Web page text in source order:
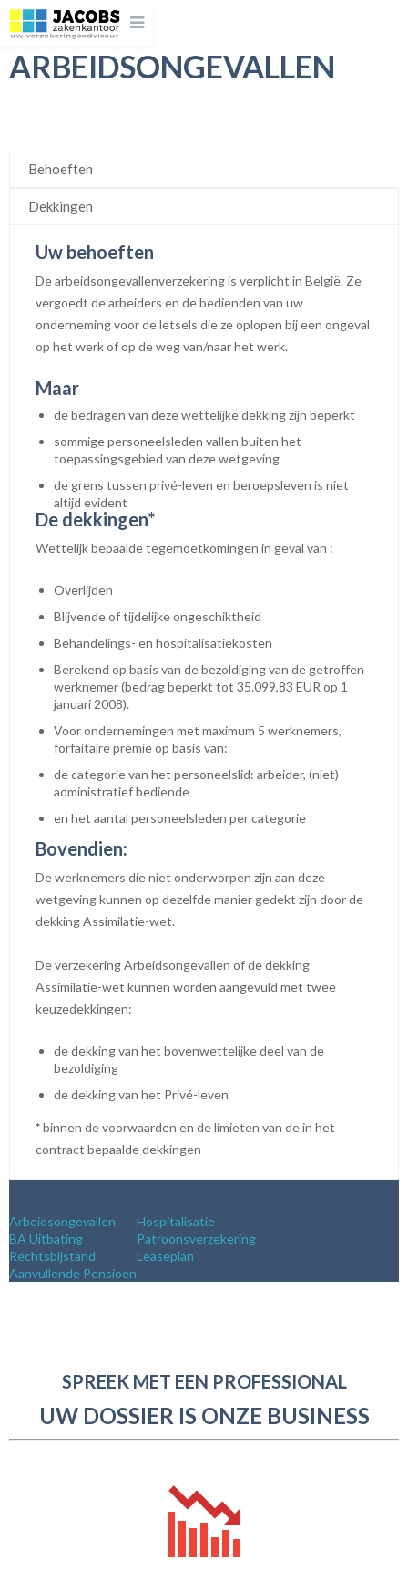
ARBEIDSONGEVALLEN
Behoeften
Dekkingen
Uw behoeften
De arbeidsongevallenverzekering is verplicht in België. Ze
vergoedt de arbeiders en de bedienden van uw
onderneming voor de letsels die ze oplopen bij een ongeval
op het werk of op de weg van/naar het werk.
Maar
de bedragen van deze wettelijke dekking zijn beperkt
sommige personeelsleden vallen buiten het
toepassingsgebied van deze wetgeving
de grens tussen privé-leven en beroepsleven is niet
altijd evident
De dekkingen*
Wettelijk bepaalde tegemoetkomingen in geval van :
Overlijden
Blijvende of tijdelijke ongeschiktheid
Behandelings- en hospitalisatiekosten
Berekend op basis van de bezoldiging van de getroffen
werknemer (bedrag beperkt tot 35.099,83 EUR op 1
januari 2008).
Voor ondernemingen met maximum 5 werknemers,
forfaitaire premie op basis van:
de categorie van het personeelslid: arbeider, (niet)
administratief bediende
en het aantal personeelsleden per categorie
Bovendien:
De werknemers die niet onderworpen zijn aan deze
wetgeving kunnen op dezelfde manier gedekt zijn door de
dekking Assimilatie-wet.
De verzekering Arbeidsongevallen of de dekking
Assimilatie-wet kunnen worden aangevuld met twee
keuzedekkingen:
de dekking van het bovenwettelijke deel van de
bezoldiging
de dekking van het Privé-leven
*binnen de voorwaarden en de limieten van de in het
contract bepaalde dekkingen
Arbeidsongevallen
Hospitalisatie
BA Uitbating
Patroonsverzekering
Rechtsbijstand
Leaseplan
Aanvullende Pensioen
SPREEK MET EEN PROFESSIONAL
UW DOSSIER IS ONZE BUSINESS